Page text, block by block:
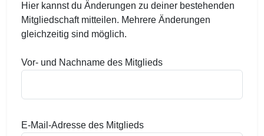
Hier kannst du Änderungen zu deiner bestehenden
Mitgliedschaft mitteilen. Mehrere Änderungen
gleichzeitig sind möglich.
Vor- und Nachname des Mitglieds
E-Mail-Adresse des Mitglieds